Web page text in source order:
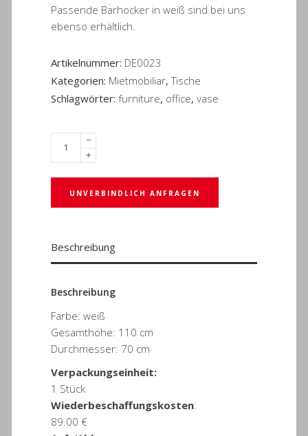
Passende Barhocker in weiß sind bei uns
ebenso erhältlich.
Artikelnummer: DE0023
Kategorien: Mietmobiliar,Tische
Schlagwörter: furniture, office, vase
UNVERBINDLICH ANFRAGEN
Beschreibung
Beschreibung
Farbe: weiß
Gesamthöhe: 110 cm
Durchmesser: 70 cm
Verpackungseinheit:
1 Stück
Wiederbeschaffungskosten:
89.00 €